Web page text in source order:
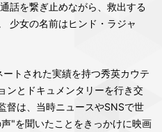
話を繋ぎ止めながら、救出する
少女の名前はヒンド・ラジャ
トされた実績を持つ秀英カウテ
ンとドキュメンタリーを行き交
督は、当時ニュースやSNSで世
"を聞いたことをきっかけに映画